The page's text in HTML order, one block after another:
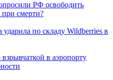
РФ освободить
смерти?
ударила по складу Wildberries в
в аэропорту